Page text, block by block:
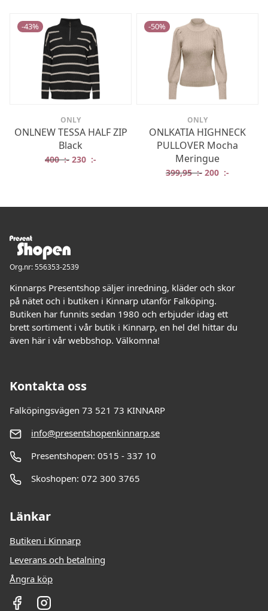
-43%
ONLY
ONLNEW TESSA HALF ZIP
Black
400:- Det ursprungliga priset var: 400 :-.
230 :- Det nuvarande priset är: 230 :-.
-50%
ONLY
ONLKATIA HIGHNECK
PULLOVER Mocha
Meringue
399,95:- Det
200 :-
Org.nr: 556353-2539
Kinnarps Presentshop säljer inredning, kläder och skor
på nätet och i butiken i Kinnarp utanför Falköping.
Butiken har funnits sedan 1980 och erbjuder idag ett
brett sortiment i vår butik i Kinnarp, en hel del hittar du
även här i vår webbshop. Välkomna!
Kontakta oss
Falköpingsvägen 73 521 73 KINNARP
info@presentshopenkinnarp.se
Presentshopen: 0515 - 337 10
Skoshopen: 072 300 3765
Länkar
Butiken i Kinnarp
Leverans och betalning
Ångra köp